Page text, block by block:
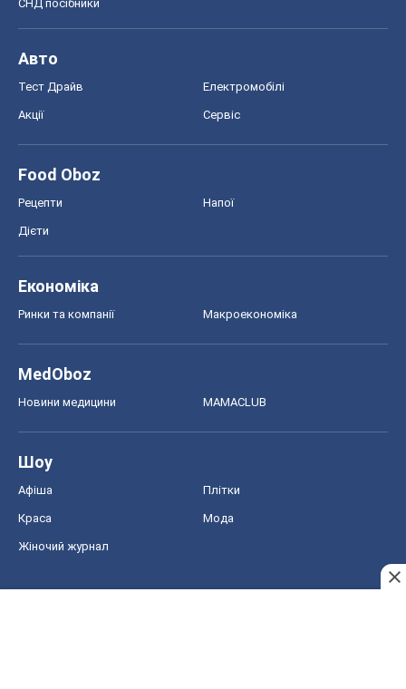
СНД посібники
Авто
Тест Драйв Електромобілі
Акції Сервіс
Food Oboz
Рецепти Напої
Дієти
Економіка
Ринки та компанії Макроекономіка
MedOboz
Новини медицини MAMACLUB
Шоу
Афіша Плітки
Краса Мода
Жіночий журнал